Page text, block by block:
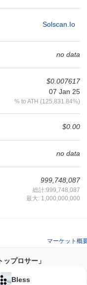
Solscan.io
no data
$0.007617
07 Jan 25
% to ATH (125,831.84%)
$0.00
no data
999,748,087
総計:999,748,087
最大: 1,000,000,000
なプラットフォームやサ
ムレスな取引を促進し
ングのためのユーティリ
このトークンは、NFTの
ル資産エコシステム内で
たは関連性があり
活発なコミュニティがあ
棄されたと見なされてい
計されています
ゲーム体験のためにブロ
発者やゲーマーのために
クチェーンの交差点に焦
護されています
マーケット概
ップロサー」
Bless